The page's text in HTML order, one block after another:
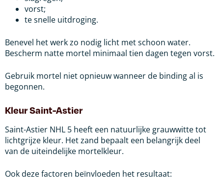
vorst;
te snelle uitdroging.
Benevel het werk zo nodig licht met schoon water.
Bescherm natte mortel minimaal tien dagen tegen vorst.
Gebruik mortel niet opnieuw wanneer de binding al is
begonnen.
Kleur Saint-Astier
Saint-Astier NHL 5 heeft een natuurlijke grauwwitte tot
lichtgrijze kleur. Het zand bepaalt een belangrijk deel
van de uiteindelijke mortelkleur.
Ook deze factoren beïnvloeden het resultaat: